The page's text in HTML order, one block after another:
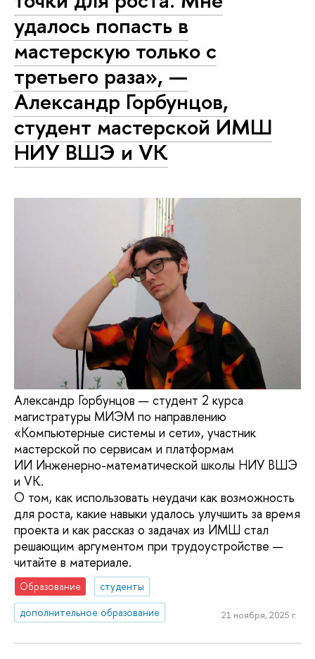
удалось попасть в
мастерскую только с
третьего раза», —
Александр Горбунцов,
студент мастерской ИМШ
НИУ ВШЭ и VK
Александр Горбунцов — студент 2 курса
магистратуры МИЭМ по направлению
«Компьютерные системы и сети», участник
мастерской по сервисам и платформам
ИИ Инженерно-математической школы НИУ ВШЭ
и VK.
О том, как использовать неудачи как возможность
для роста, какие навыки удалось улучшить за время
проекта и как рассказ о задачах из ИМШ стал
решающим аргументом при трудоустройстве —
читайте в материале.
Образование
студенты
дополнительное образование
21 ноября, 2025 г.